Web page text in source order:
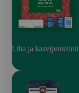
Liha ja kasviproteiinit